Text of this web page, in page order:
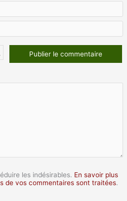
les indésirables. En savoir plus
de vos commentaires sont traitées.